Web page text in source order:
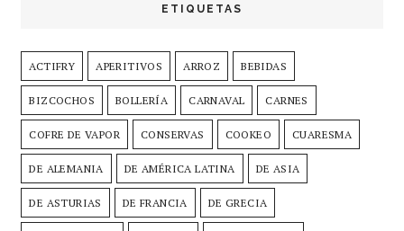
ETIQUETAS
ACTIFRY APERITIVOS ARROZ BEBIDAS
BIZCOCHOS BOLLERÍA CARNAVAL CARNES
COFRE DE VAPOR CONSERVAS COOKEO CUARESMA
DE ALEMANIA DE AMÉRICA LATINA DE ASIA
DE ASTURIAS DE FRANCIA DE GRECIA